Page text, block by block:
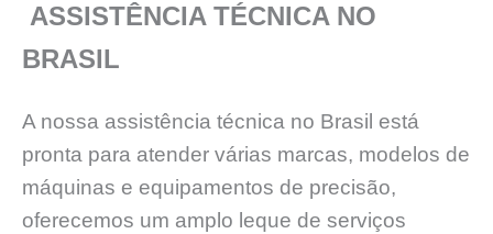
ASSISTÊNCIA TÉCNICA NO
BRASIL
A nossa assistência técnica no Brasil está
pronta para atender várias marcas, modelos de
máquinas e equipamentos de precisão,
oferecemos um amplo leque de serviços